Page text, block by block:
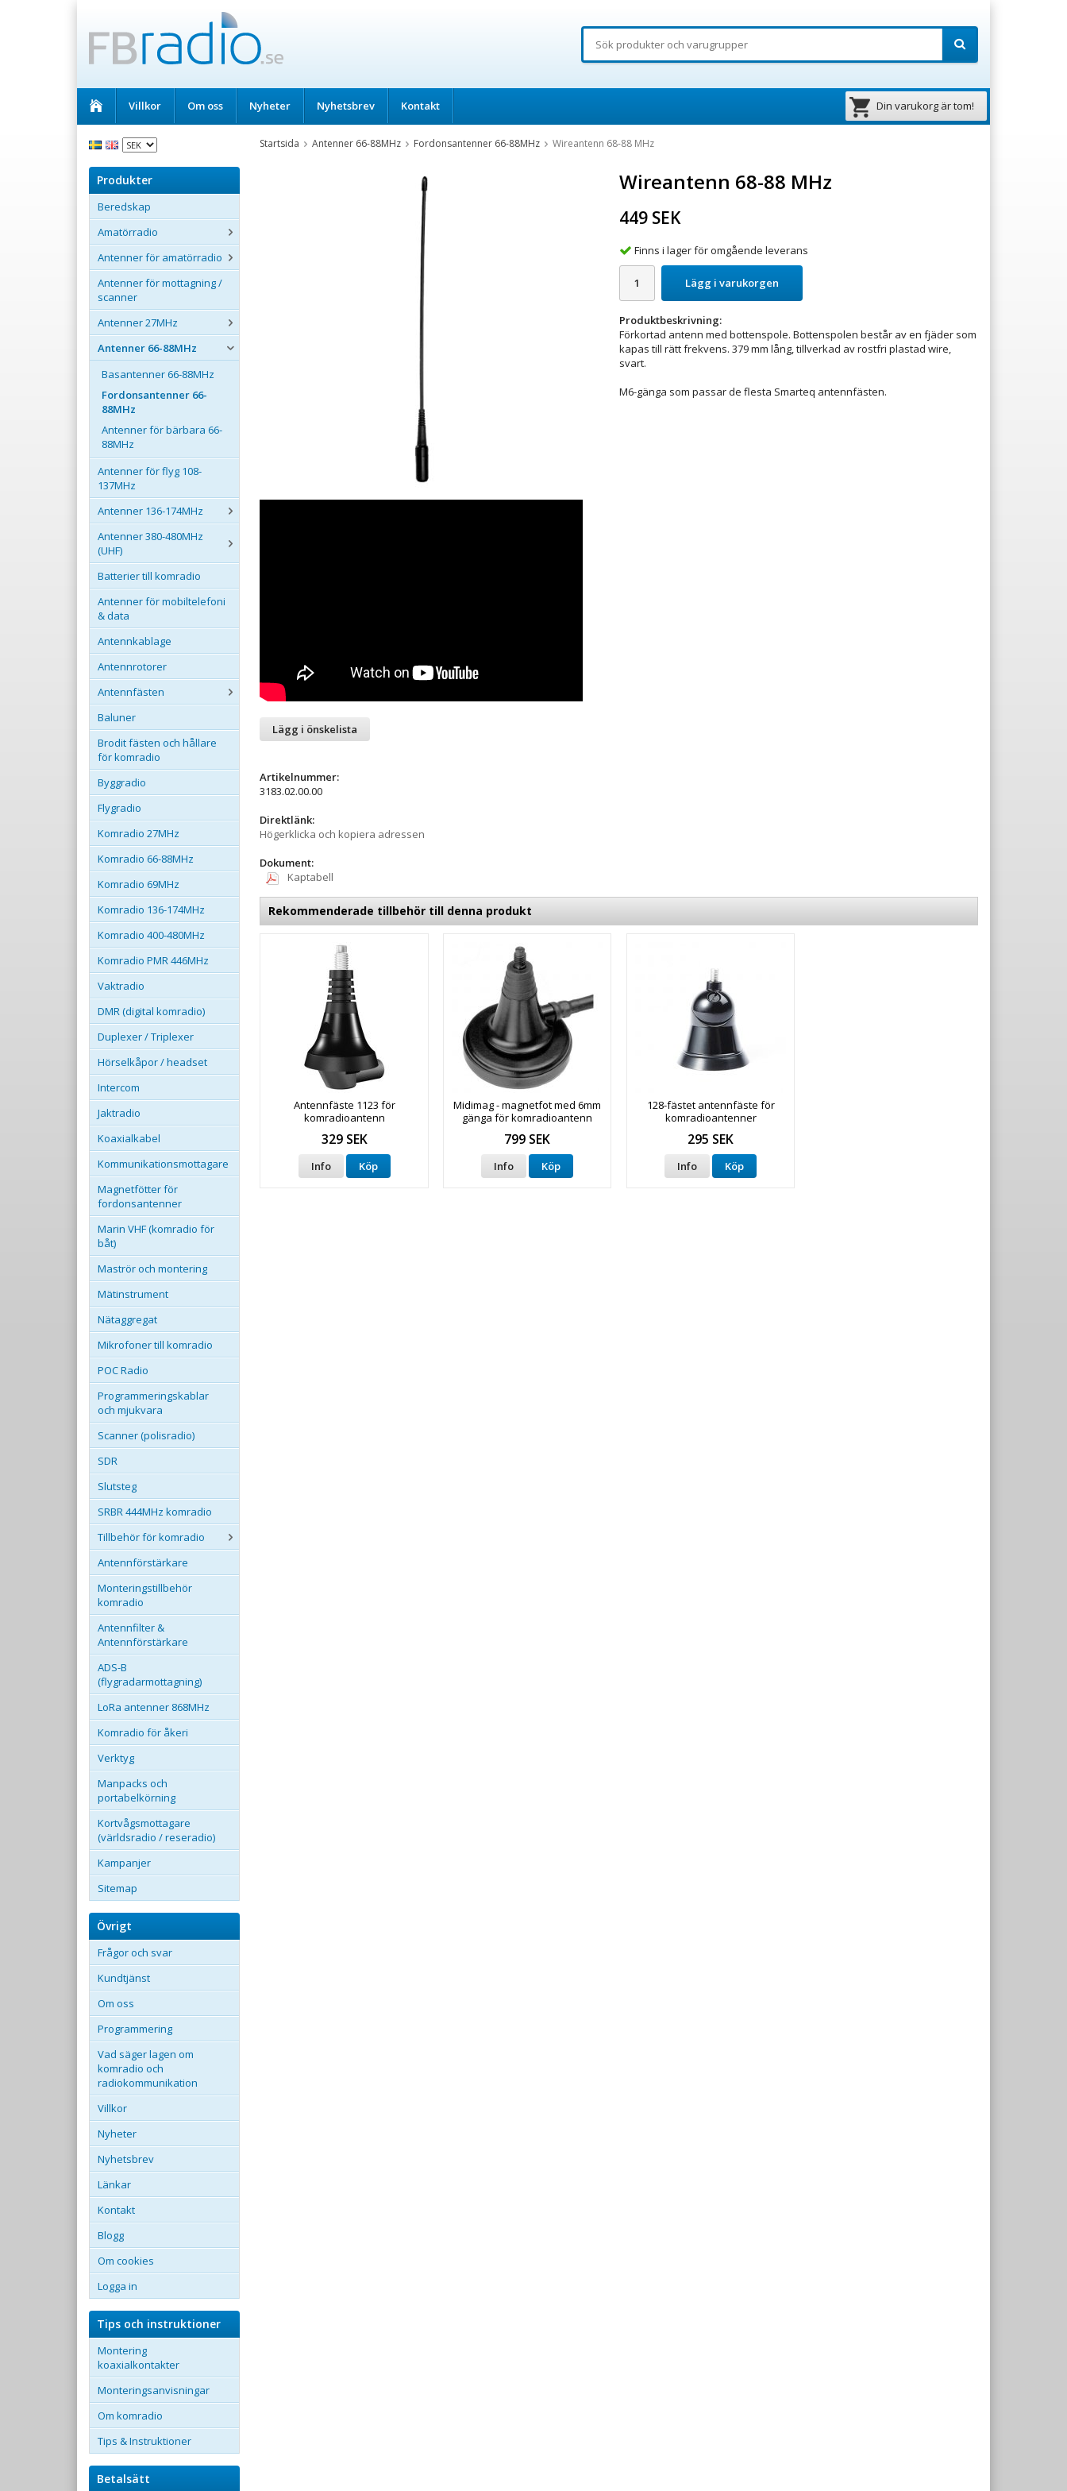
Villkor Om oss Nyheter Nyhetsbrev Kontakt Din varukorg är tom!
Produkter
Beredskap
Amatörradio
Antenner för amatörradio
Antenner för mottagning /
scanner
Antenner 27MHz
Antenner 66-88MHz
Basantenner 66-88MHz
Fordonsantenner 66-
88MHz
Antenner för bärbara 66-
88MHz
Antenner för flyg 108-
137MHz
Antenner 136-174MHz
Antenner 380-480MHz
(UHF)
Batterier till komradio
Antenner för mobiltelefoni
& data
Antennkablage
Antennrotorer
Antennfästen
Baluner
Brodit fästen och hållare
för komradio
Byggradio
Flygradio
Komradio 27MHz
Komradio 66-88MHz
Komradio 69MHz
Komradio 136-174MHz
Komradio 400-480MHz
Komradio PMR 446MHz
Vaktradio
DMR (digital komradio)
Duplexer / Triplexer
Hörselkåpor / headset
Intercom
Jaktradio
Koaxialkabel
Kommunikationsmottagare
Magnetfötter för
fordonsantenner
Marin VHF (komradio för
båt)
Maströr och montering
Mätinstrument
Nätaggregat
Mikrofoner till komradio
POC Radio
Programmeringskablar
och mjukvara
Scanner (polisradio)
SDR
Slutsteg
SRBR 444MHz komradio
Tillbehör för komradio
Antennförstärkare
Monteringstillbehör
komradio
Antennfilter &
Antennförstärkare
ADS-B
(flygradarmottagning)
LoRa antenner 868MHz
Komradio för åkeri
Verktyg
Manpacks och
portabelkörning
Kortvågsmottagare
(världsradio / reseradio)
Kampanjer
Sitemap
Övrigt
Frågor och svar
Kundtjänst
Om oss
Programmering
Vad säger lagen om
komradio och
radiokommunikation
Villkor
Nyheter
Nyhetsbrev
Länkar
Kontakt
Blogg
Om cookies
Logga in
Tips och instruktioner
Montering
koaxialkontakter
Monteringsanvisningar
Om komradio
Tips & Instruktioner
Betalsätt
Startsida Antenner 66-88MHz Fordonsantenner 66-88MHz Wireantenn 68-88 MHz
Wireantenn 68-88 MHz
449 SEK
Finns i lager för omgående leverans
Lägg i varukorgen
Produktbeskrivning:
Förkortad antenn med bottenspole. Bottenspolen består av en fjäder som
kapas till rätt frekvens. 379 mm lång, tillverkad av rostfri plastad wire,
svart.
M6-gänga som passar de flesta Smarteq antennfästen.
Lägg i önskelista
Artikelnummer:
3183.02.00.00
Direktlänk:
Högerklicka och kopiera adressen
Dokument:
Kaptabell
Rekommenderade tillbehör till denna produkt
Antennfäste 1123 för
komradioantenn
329 SEK
Info Köp
Midimag - magnetfot med 6mm
gänga för komradioantenn
799 SEK
Info Köp
128-fästet antennfäste för
komradioantenner
295 SEK
Info Köp